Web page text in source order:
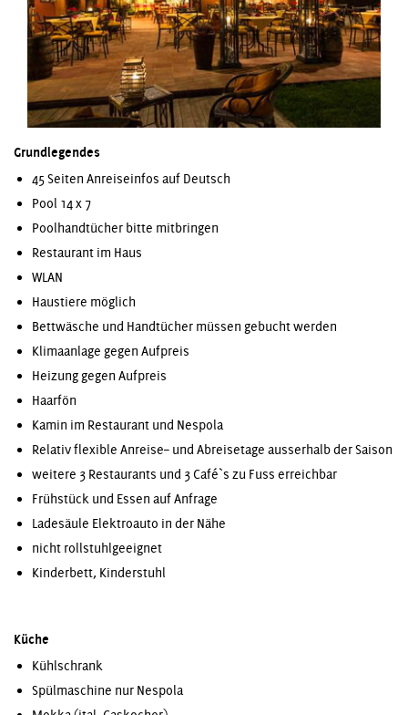
Grundlegendes
45 Seiten Anreiseinfos auf Deutsch
Pool 14 x 7
Poolhandtücher bitte mitbringen
Restaurant im Haus
WLAN
Haustiere möglich
Bettwäsche und Handtücher müssen gebucht werden
Klimaanlage gegen Aufpreis
Heizung gegen Aufpreis
Haarfön
Kamin im Restaurant und Nespola
Relativ flexible Anreise– und Abreisetage ausserhalb der Saison
weitere 3 Restaurants und 3 Café`s zu Fuss erreichbar
Frühstück und Essen auf Anfrage
Ladesäule Elektroauto in der Nähe
nicht rollstuhlgeeignet
Kinderbett, Kinderstuhl
Küche
Kühlschrank
Spülmaschine nur Nespola